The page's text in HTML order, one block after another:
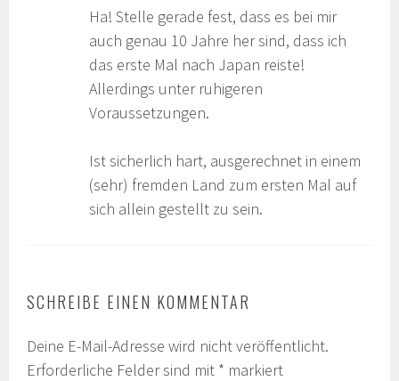
Ha! Stelle gerade fest, dass es bei mir
auch genau 10 Jahre her sind, dass ich
das erste Mal nach Japan reiste!
Allerdings unter ruhigeren
Voraussetzungen.
Ist sicherlich hart, ausgerechnet in einem
(sehr) fremden Land zum ersten Mal auf
sich allein gestellt zu sein.
SCHREIBE EINEN KOMMENTAR
Deine E-Mail-Adresse wird nicht veröffentlicht.
Erforderliche Felder sind mit * markiert